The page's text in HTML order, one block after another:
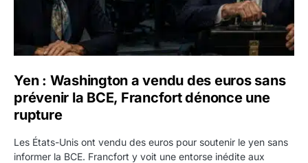
Yen : Washington a vendu des euros sans
prévenir la BCE, Francfort dénonce une
rupture
Les États-Unis ont vendu des euros pour soutenir le yen sans
informer la BCE. Francfort y voit une entorse inédite aux